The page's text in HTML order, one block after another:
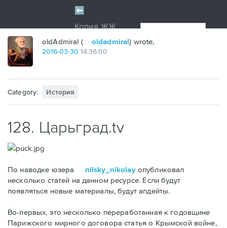
oldAdmiral ( oldadmiral) wrote,
2016-03-30 14:36:00
Category: История
128. Царьград.tv
По наводке юзера nilsky_nikolayопубликовал
несколько статей на данном ресурсе. Если будут
появляться новые материалы, будут апдейты.
Во-первых, это несколько переработанная к годовщине
Парижского мирного договора статья о Крымской войне,